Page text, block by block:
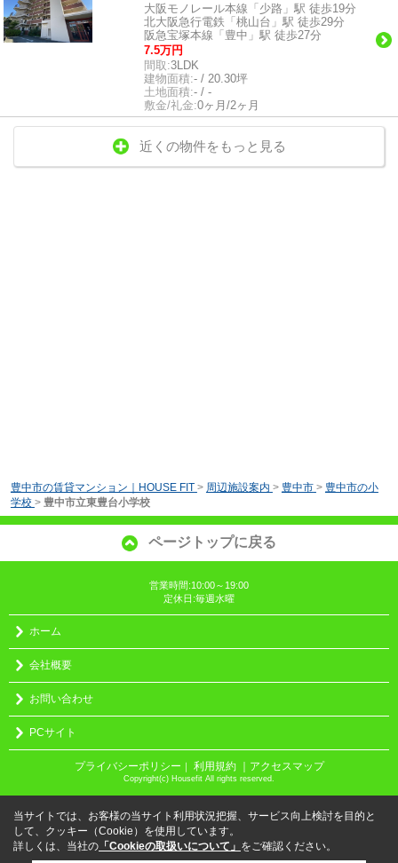
大阪モノレール本線「少路」駅 徒歩19分
北大阪急行電鉄「桃山台」駅 徒歩29分
阪急宝塚本線「豊中」駅 徒歩27分
7.5万円
間取:3LDK
建物面積:- / 20.30坪
土地面積:- / -
敷金/礼金:0ヶ月/2ヶ月
近くの物件をもっと見る
豊中市の賃貸マンション｜HOUSE FIT > 周辺施設案内 > 豊中市 > 豊中市の小
学校 > 豊中市立東豊台小学校
ページトップに戻る
営業時間:10:00～19:00
定休日:毎週水曜
ホーム
会社概要
お問い合わせ
PCサイト
プライバシーポリシー ｜ 利用規約 ｜アクセスマップ
Copyright(c) Housefit All rights reserved.
当サイトでは、お客様の当サイト利用状況把握、サービス向上検討を目的と
して、クッキー（Cookie）を使用しています。
詳しくは、当社の 「Cookieの取扱いについて」 をご確認ください。